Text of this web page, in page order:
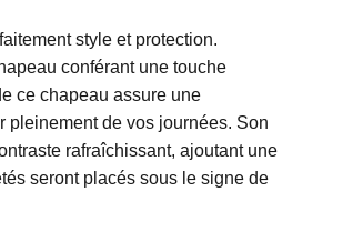
style et protection.
conférant une touche
ce chapeau assure une
pleinement de vos journées. Son
rafraîchissant, ajoutant une
seront placés sous le signe de